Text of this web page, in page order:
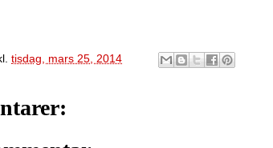
tisdag, mars 25, 2014